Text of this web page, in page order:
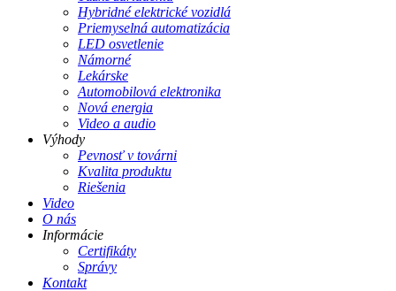
Hybridné elektrické vozidlá
Priemyselná automatizácia
LED osvetlenie
Námorné
Lekárske
Automobilová elektronika
Nová energia
Video a audio
Výhody
Pevnosť v továrni
Kvalita produktu
Riešenia
Video
O nás
Informácie
Certifikáty
Správy
Kontakt